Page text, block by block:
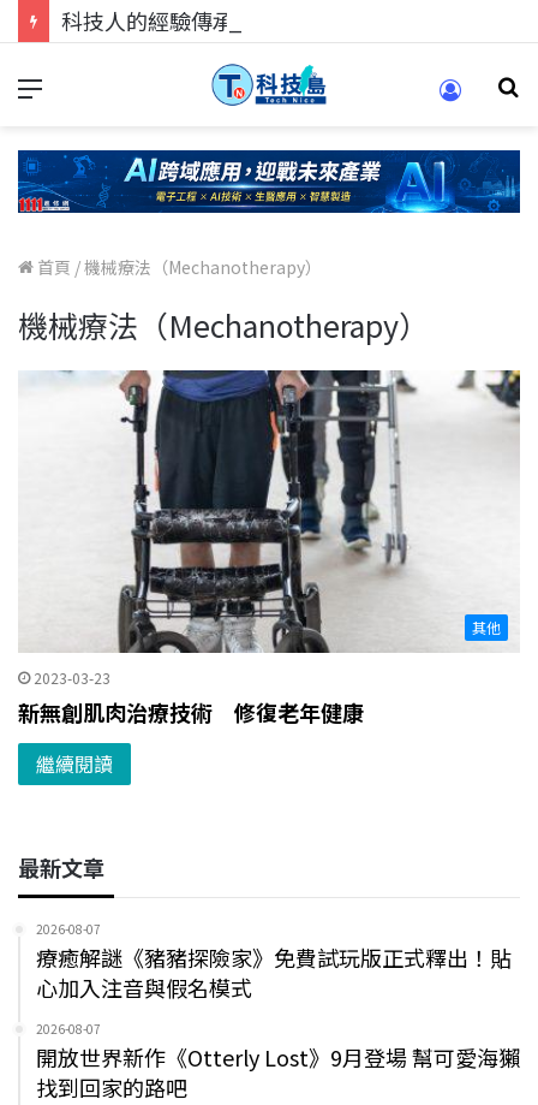
首頁 /機械療法（Mechanotherapy）
機械療法（Mechanotherapy）
其他
2023-03-23
新無創肌肉治療技術 修復老年健康
繼續閱讀
最新文章
2026-08-07
療癒解謎《豬豬探險家》免費試玩版正式釋出！貼
心加入注音與假名模式
2026-08-07
開放世界新作《Otterly Lost》9月登場 幫可愛海獺
找到回家的路吧